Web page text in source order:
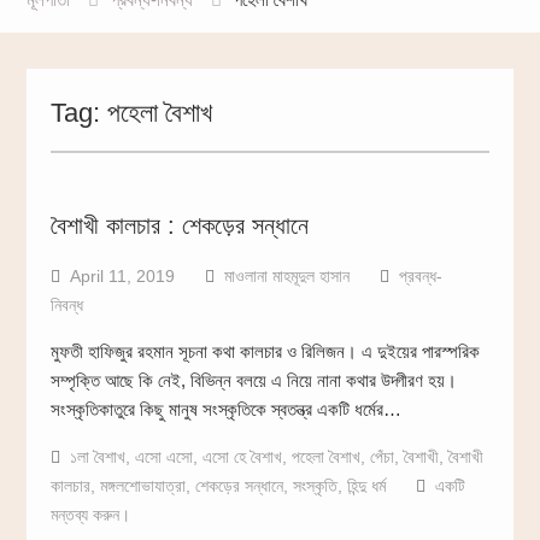
Tag: পহেলা বৈশাখ
বৈশাখী কালচার : শেকড়ের সন্ধানে
April 11, 2019 মাওলানা মাহমূদুল হাসান
প্রবন্ধ-
নিবন্ধ
মুফতী হাফিজুর রহমান সূচনা কথা কালচার ও রিলিজন। এ দুইয়ের পারস্পরিক
সম্পৃক্তি আছে কি নেই, বিভিন্ন বলয়ে এ নিয়ে নানা কথার উদ্গীরণ হয়।
সংস্কৃতিকাতুরে কিছু মানুষ সংস্কৃতিকে স্বতন্ত্র একটি ধর্মের…
১লা বৈশাখ, এসো এসো, এসো হে বৈশাখ, পহেলা বৈশাখ, পেঁচা,বৈশাখী,বৈশাখী
কালচার, মঙ্গলশোভাযাত্রা, শেকড়ের সন্ধানে, সংস্কৃতি, হিন্দু ধর্ম
একটি
মন্তব্য করুন।